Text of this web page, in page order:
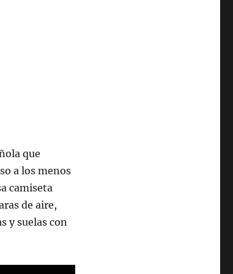
que
a los menos
camiseta
de aire,
y suelas con